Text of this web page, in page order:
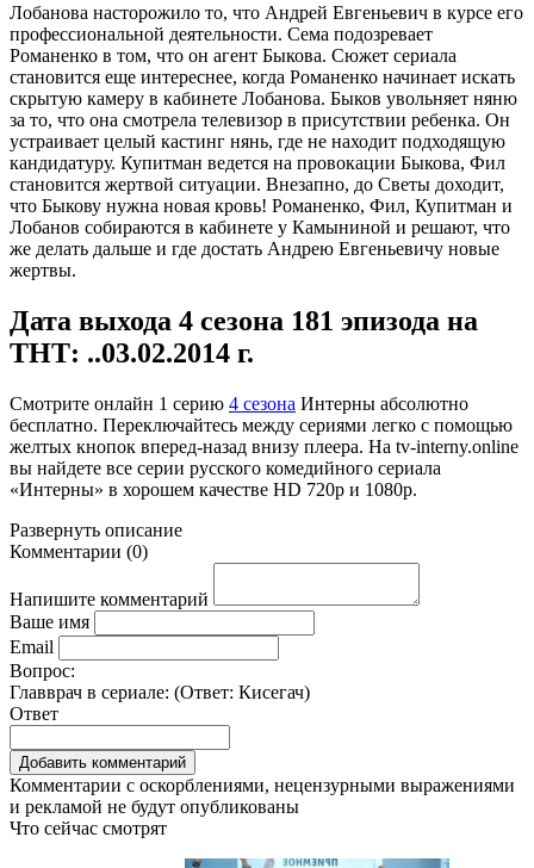
Лобанова насторожило то, что Андрей Евгеньевич в курсе его
профессиональной деятельности. Сема подозревает
Романенко в том, что он агент Быкова. Сюжет сериала
становится еще интереснее, когда Романенко начинает искать
скрытую камеру в кабинете Лобанова. Быков увольняет няню
за то, что она смотрела телевизор в присутствии ребенка. Он
устраивает целый кастинг нянь, где не находит подходящую
кандидатуру. Купитман ведется на провокации Быкова, Фил
становится жертвой ситуации. Внезапно, до Светы доходит,
что Быкову нужна новая кровь! Романенко, Фил, Купитман и
Лобанов собираются в кабинете у Камыниной и решают, что
же делать дальше и где достать Андрею Евгеньевичу новые
жертвы.
Дата выхода 4 сезона 181 эпизода на
ТНТ: ..03.02.2014 г.
Смотрите онлайн 1 серию 4 сезона Интерны абсолютно
бесплатно. Переключайтесь между сериями легко с помощью
желтых кнопок вперед-назад внизу плеера. На tv-interny.online
вы найдете все серии русского комедийного сериала
«Интерны» в хорошем качестве HD 720p и 1080p.
Развернуть описание
Комментарии (0)
Напишите комментарий
Ваше имя
Email
Вопрос:
Главврач в сериале: (Ответ: Кисегач)
Ответ
Комментарии с оскорблениями, нецензурными выражениями
и рекламой не будут опубликованы
Что сейчас смотрят